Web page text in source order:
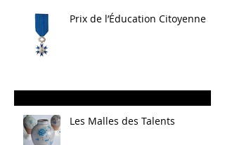
Prix de l’Éducation Citoyenne
Les Malles des Talents